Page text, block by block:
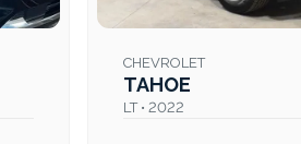
CHEVROLET
TAHOE
LT • 2022